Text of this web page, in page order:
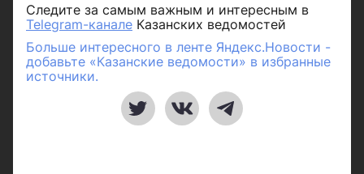
Следите за самым важным и интересным в
Telegram-канале Казанских ведомостей
Больше интересного в ленте Яндекс.Новости -
добавьте «Казанские ведомости» в избранные
источники.